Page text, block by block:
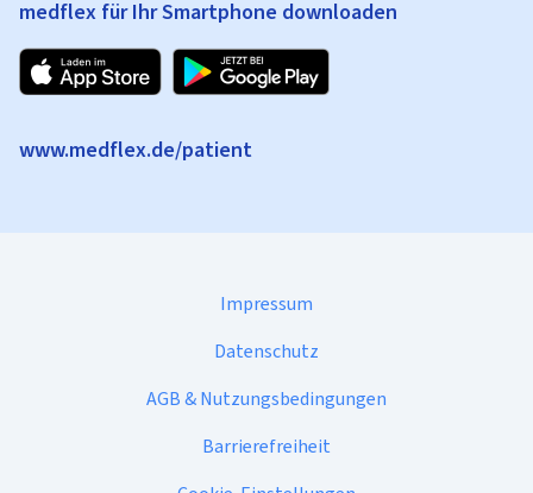
medflex für Ihr Smartphone downloaden
www.medflex.de/patient
Impressum
Datenschutz
AGB & Nutzungsbedingungen
Barrierefreiheit